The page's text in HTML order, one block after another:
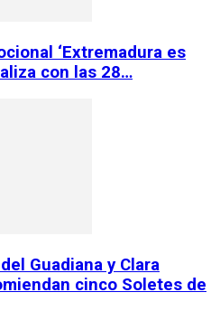
‘Extremadura es
con las 28…
Guadiana y Clara
cinco Soletes de